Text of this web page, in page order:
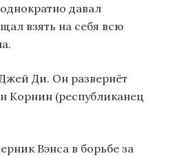
давал
взять на себя всю
Ди. Он развернёт
Корнин (республиканец
Вэнса в борьбе за